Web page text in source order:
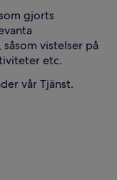
gjorts
vistelser på
etc.
vår Tjänst.